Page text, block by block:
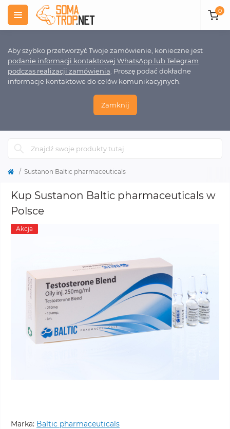
Aby szybko przetworzyć Twoje zamówienie, konieczne jest
podanie informacji kontaktowej WhatsApp lub Telegram
podczas realizacji zamówienia . Proszę podać dokładne
informacje kontaktowe do celów komunikacyjnych.
Zamknij
0
Sustanon Baltic pharmaceuticals
Kup Sustanon Baltic pharmaceuticals w
Polsce
Akcja
Marka: Baltic pharmaceuticals